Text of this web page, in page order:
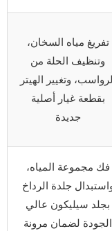
تفريغ مياه السخان،
وتنظيف الحلة من
وتغيير الهيتر
بقطعة غيار أصلية
جديدة
فك مجموعة المياه،
جلدة الرداخ
بجلد سيليكون عالي
الجودة لضمان مرونة